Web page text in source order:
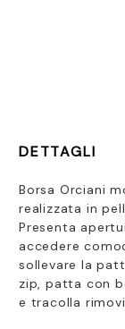
DETTAGLI
Borsa Orciani
realizzata in
Presenta
accedere
sollevare la
zip, patta con
e tracolla